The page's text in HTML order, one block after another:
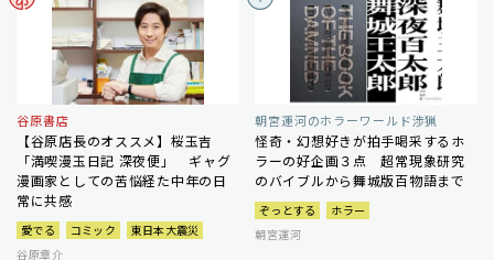
谷原書店
【谷原店長のオススメ】桜玉吉
「満喫漫玉日記 深夜便」 ギャグ
漫画家としての苦悩経た中年の日
常に共感
愛でる コミック
東日本大震災
谷原章介
朝宮運河のホラーワールド渉猟
怪奇・幻想好きが拍手喝采するホ
ラーの好企画３点 超常現象研究
のバイブルから舞城版百物語まで
ぞっとする
ホラー
朝宮運河